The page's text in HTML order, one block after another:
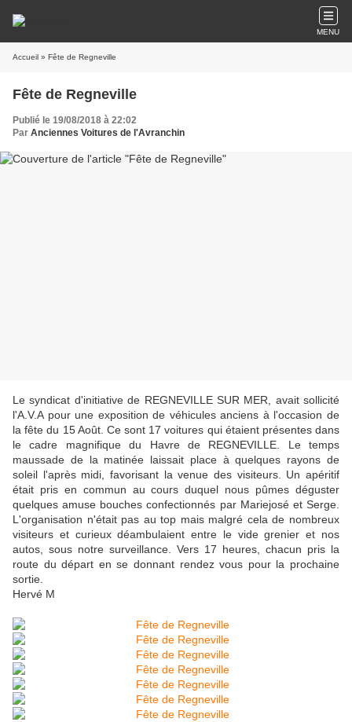
MENU
Accueil » Fête de Regneville
Fête de Regneville
Publié le 19/08/2018 à 22:02
Par Anciennes Voitures de l'Avranchin
Le syndicat d'initiative de REGNEVILLE SUR MER, avait sollicité
l'A.V.A pour une exposition de véhicules anciens à l'occasion de
la fête du 15 Août. Ce sont 17 voitures qui étaient présentes dans
le cadre magnifique du Havre de REGNEVILLE. Le temps
maussade de la matinée laissait place à quelques rayons de
soleil l'après midi, favorisant la venue des visiteurs. Un apéritif
était pris en commun au cours duquel nous pûmes déguster
quelques amuse bouches confectionnés par Mariejosé et Serge.
L'organisation n'était pas au top mais malgré cela de nombreux
visiteurs et curieux déambulaient entre le vide grenier et nos
autos, sous notre surveillance. Vers 17 heures, chacun pris la
route du départ en se donnant rendez vous pour la prochaine
sortie.
Hervé M